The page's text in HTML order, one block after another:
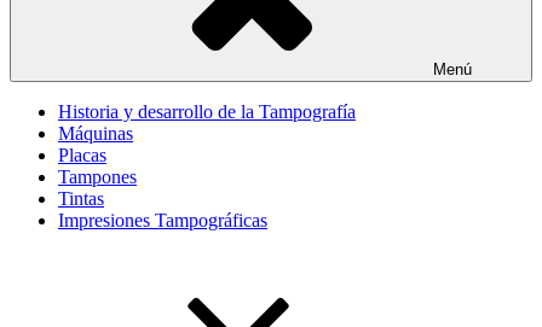
Menú
Historia y desarrollo de la Tampografía
Máquinas
Placas
Tampones
Tintas
Impresiones Tampográficas